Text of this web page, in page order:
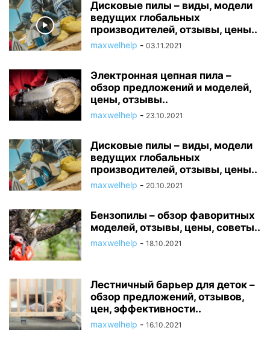
Дисковые пилы – виды, модели
ведущих глобальных
производителей, отзывы, цены..
maxwelhelp - 03.11.2021
Электронная цепная пила –
обзор предложений и моделей,
цены, отзывы..
maxwelhelp - 23.10.2021
Дисковые пилы – виды, модели
ведущих глобальных
производителей, отзывы, цены..
maxwelhelp - 20.10.2021
Бензопилы – обзор фаворитных
моделей, отзывы, цены, советы..
maxwelhelp - 18.10.2021
Лестничный барьер для деток –
обзор предложений, отзывов,
цен, эффективности..
maxwelhelp - 16.10.2021